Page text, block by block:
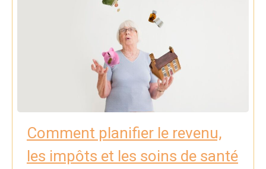
Comment planifier le revenu,
les impôts et les soins de santé